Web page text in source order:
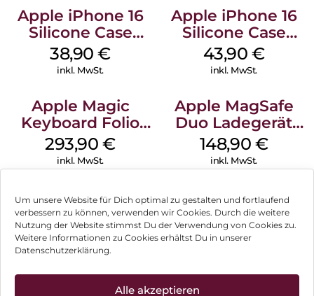
Um unsere Website für Dich optimal zu gestalten und fortlaufend
verbessern zu können, verwenden wir Cookies. Durch die weitere
Nutzung der Website stimmst Du der Verwendung von Cookies zu.
Weitere Informationen zu Cookies erhältst Du in unserer
Datenschutzerklärung.
Alle akzeptieren
Apple iPhone 16
Silicone Case
MagSafe
Ultramarine
38,90€
inkl. MwSt.
Apple iPhone 16
Silicone Case
MagSafe Plum
43,90 €
inkl. MwSt.
Apple Magic
Keyboard Folio
iPad 10.9″ (10.Gen.)
Weiß
293,90€
inkl. MwSt.
Apple MagSafe
Duo Ladegerät
Weiß
148,90 €
inkl. MwSt.
Impressum